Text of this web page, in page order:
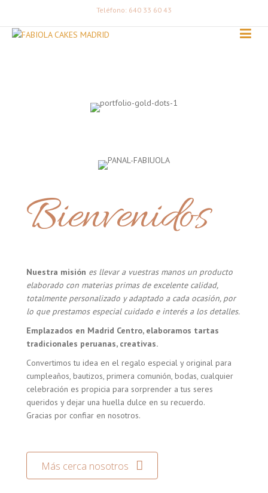
Teléfono: 640 33 60 43
Bienvenidos
Nuestra misión es llevar a vuestras manos un producto
elaborado con materias primas de excelente calidad,
totalmente personalizado y adaptado a cada ocasión, por
lo que prestamos especial cuidado e interés a los detalles.
Emplazados en Madrid Centro, elaboramos tartas
tradicionales peruanas, creativas.
Convertimos tu idea en el regalo especial y original para
cumpleaños, bautizos, primera comunión, bodas, cualquier
celebración es propicia para sorprender a tus seres
queridos y dejar una huella dulce en su recuerdo.
Gracias por confiar en nosotros.
Más cerca nosotros